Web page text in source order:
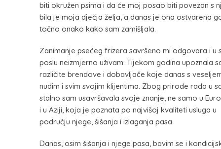
biti okružen psima i da će moj posao biti povezan s
bila je moja dječja želja, a danas je ona ostvarena
točno onako kako sam zamišljala.
Zanimanje psećeg frizera savršeno mi odgovara i u
poslu neizmjerno uživam. Tijekom godina upoznala
različite brendove i dobavljače koje danas s
nudim i svim svojim klijentima. Zbog prirode rada u
stalno sam usavršavala svoje znanje, ne samo u
i u Aziji, koja je poznata po najvišoj kvaliteti usluga u
području njege, šišanja i izlaganja pasa.
Danas, osim šišanja i njege pasa, bavim se i